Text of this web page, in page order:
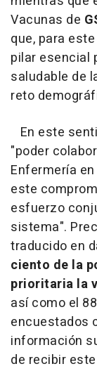
Vacunas de
que, para
pilar esencial
saludable de
reto
En este
"poder
Enfermería
este
esfuerzo
sistema".
traducido en
ciento de la
prioritaria la
así como el
encuestados
información
de recibir